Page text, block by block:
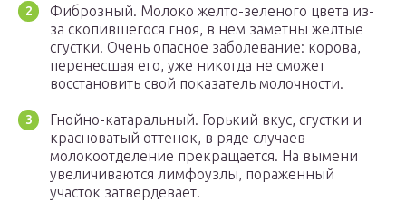
Фиброзный. Молоко желто-зеленого цвета из-
за скопившегося гноя, в нем заметны желтые
сгустки. Очень опасное заболевание: корова,
перенесшая его, уже никогда не сможет
восстановить свой показатель молочности.
Гнойно-катаральный. Горький вкус, сгустки и
красноватый оттенок, в ряде случаев
молокоотделение прекращается. На вымени
увеличиваются лимфоузлы, пораженный
участок затвердевает.